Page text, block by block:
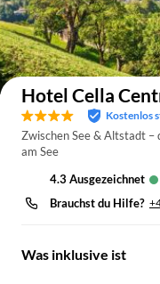
Hotel Cella
Kostenlos
Zwischen See & Altstadt –
am See
4.3
ausgezeichnet
Brauchst du Hilfe?
Was inklusive ist